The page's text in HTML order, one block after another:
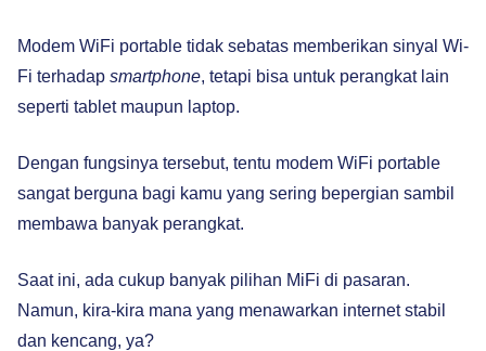
Modem WiFi portable tidak sebatas memberikan sinyal Wi-
Fi terhadap smartphone, tetapi bisa untuk perangkat lain
seperti tablet maupun laptop.
Dengan fungsinya tersebut, tentu modem WiFi portable
sangat berguna bagi kamu yang sering bepergian sambil
membawa banyak perangkat.
Saat ini, ada cukup banyak pilihan MiFi di pasaran.
Namun, kira-kira mana yang menawarkan internet stabil
dan kencang, ya?